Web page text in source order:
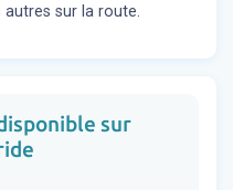
autres sur la route.
sur